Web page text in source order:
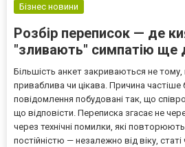
Бізнес новини
Розбір переписок — де
"зливають" симпатію ще
Більшість анкет закриваються не
приваблива чи цікава. Причина частіше
повідомлення побудовані так, що
що відповісти. Переписка згасає не
через технічні помилки, які
постійністю — незалежно від віку,